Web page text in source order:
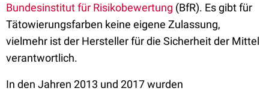
Bundesinstitut für Risikobewertung (BfR). Es gibt für
Tätowierungsfarben keine eigene Zulassung,
vielmehr ist der Hersteller für die Sicherheit der Mittel
verantwortlich.
In den Jahren 2013 und 2017 wurden